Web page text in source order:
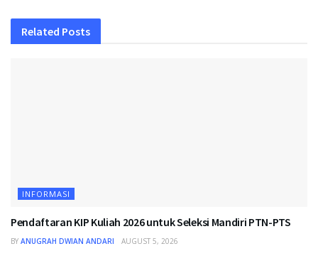
Related Posts
INFORMASI
Pendaftaran KIP Kuliah 2026 untuk Seleksi Mandiri PTN-PTS
BY ANUGRAH DWIAN ANDARI AUGUST 5, 2026